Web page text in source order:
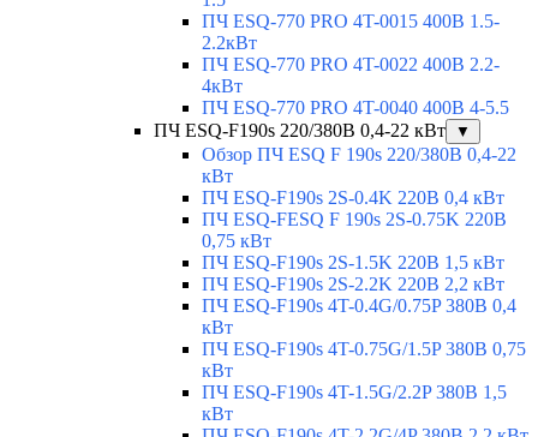
ПЧ ESQ-770 PRO 4T-0015 400В 1.5-
2.2кВт
ПЧ ESQ-770 PRO 4T-0022 400В 2.2-
4кВт
ПЧ ESQ-770 PRO 4T-0040 400В 4-5.5
ПЧ ESQ-F190s 220/380В 0,4-22 кВт
▼
Обзор ПЧ ESQ F 190s 220/380В 0,4-22
кВт
ПЧ ESQ-F190s 2S-0.4K 220В 0,4 кВт
ПЧ ESQ-FESQ F 190s 2S-0.75K 220В
0,75 кВт
ПЧ ESQ-F190s 2S-1.5K 220В 1,5 кВт
ПЧ ESQ-F190s 2S-2.2K 220В 2,2 кВт
ПЧ ESQ-F190s 4T-0.4G/0.75P 380В 0,4
кВт
ПЧ ESQ-F190s 4T-0.75G/1.5P 380В 0,75
кВт
ПЧ ESQ-F190s 4T-1.5G/2.2P 380В 1,5
кВт